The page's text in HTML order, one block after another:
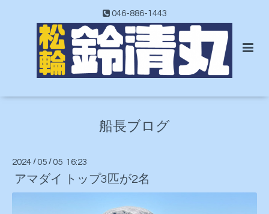
046-886-1443
船長ブログ
2024 / 05 / 05 16:23
アマダイ トップ3匹が2名